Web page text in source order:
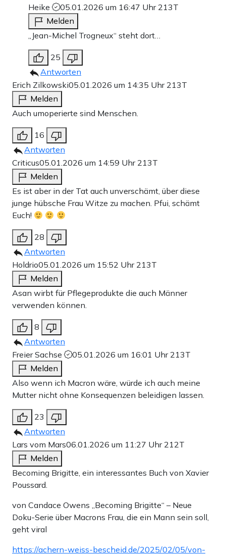
Heike
05.01.2026 um 16:47 Uhr 213T
Melden
„Jean-Michel Trogneux“ steht dort…
25
Antworten
Erich Zilkowski05.01.2026 um 14:35 Uhr 213T
Melden
Auch umoperierte sind Menschen.
16
Antworten
Criticus05.01.2026 um 14:59 Uhr 213T
Melden
Es ist aber in der Tat auch unverschämt, über diese
junge hübsche Frau Witze zu machen. Pfui, schämt
Euch!
28
Antworten
Holdrio05.01.2026 um 15:52 Uhr 213T
Melden
Asan wirbt für Pflegeprodukte die auch Männer
verwenden können.
8
Antworten
Freier Sachse
05.01.2026 um 16:01 Uhr 213T
Melden
Also wenn ich Macron wäre, würde ich auch meine
Mutter nicht ohne Konsequenzen beleidigen lassen.
23
Antworten
Lars vom Mars06.01.2026 um 11:27 Uhr 212T
Melden
Becoming Brigitte, ein interessantes Buch von Xavier
Poussard.
von Candace Owens „Becoming Brigitte“ – Neue
Doku-Serie über Macrons Frau, die ein Mann sein soll,
geht viral
https://achern-weiss-bescheid.de/2025/02/05/von-